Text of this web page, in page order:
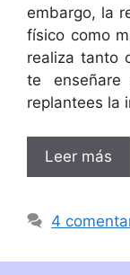
embargo, la
físico como
realiza tanto
te
replantees la
Leer más
4